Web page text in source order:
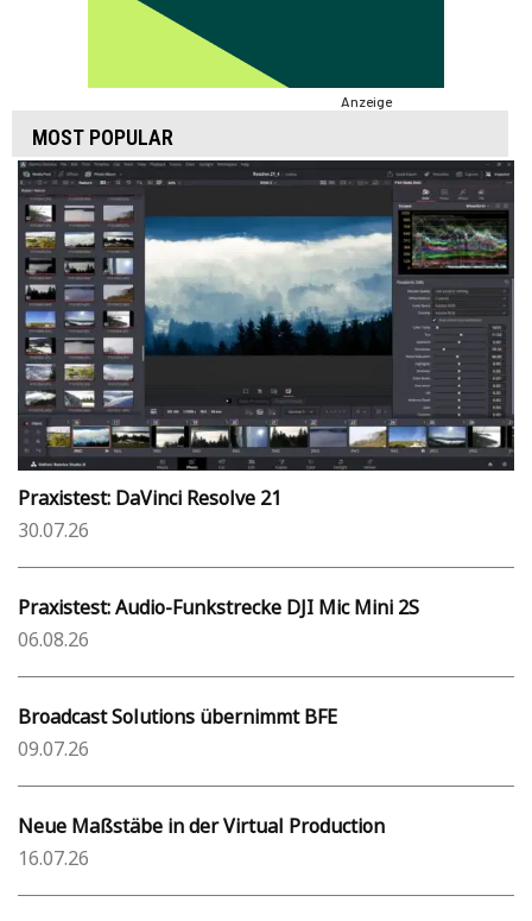
Anzeige
MOST POPULAR
Praxistest: DaVinci Resolve 21
30.07.26
Praxistest: Audio-Funkstrecke DJI Mic Mini 2S
06.08.26
Broadcast Solutions übernimmt BFE
09.07.26
Neue Maßstäbe in der Virtual Production
16.07.26